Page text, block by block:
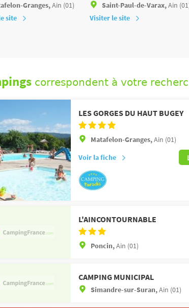
Granges,Ain (01)
site
Saint-Paul-de-Varax,Ain
Visiter le site
correspondent à votre
LES GORGES DU HAUT BUGEY
Matafelon-Granges,Ain (01)
Voir la fiche
L'AINCONTOURNABLE
Poncin,Ain (01)
CAMPING MUNICIPAL
Simandre-sur-Suran,Ain (01)